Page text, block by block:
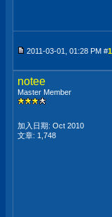
2011-03-01, 01:28 PM #
notee
Master Member
加入日期: Oct 2010
文章: 1,748